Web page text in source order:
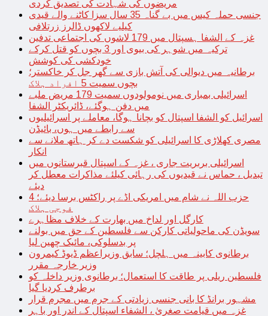
مریضوں کی شہادت کی تصدیق کردی
جنسی حملہ کیس میں بے گناہ 35 سال سزا کاٹنے والے قیدی
کیلیے لاکھوں ڈالرز زرتلافی
غزہ کے الشفا ہسپتال میں 179 لاشوں کی اجتماعی تدفین
ترکیہ میں شوہر کی بیوی اور 3 بچوں کو قتل کرکے
خودکشی کی کوشش
برطانیہ میں دیوالی کی آتش بازی سے گھر جل کر خاکستر؛
بچوں سمیت 5 افراد ہلاک
اسرائیلی بمباری میں نومولودوں سمیت 179 مریض ملبے
میں دفن ہوگئے، ڈائریکٹر الشفا
اسرائیل کو الشفا اسپتال کو بچانا ہوگا، معاملے پر اسرائیلیوں
سے رابطے میں ہوں، بائیڈن
مصری کھلاڑی کا اسرائیلی کو شکست دے کر ہاتھ ملانے سے
انکار
اسرائیلی بربریت جاری ، غزہ کے اسپتال قبرستانوں میں
تبدیل ، حماس نے قیدیوں کی رہائی کیلئے مذاکرات معطل کر
دیئے
حزب اللہ نے شام میں امریکی اڈے پر راکٹس برسا دیئے؛ 4
فوجی ہلاک
کارگل اور لداخ میں بھارت کے خلاف مظاہرے
سویڈن کی ماحولیاتی کارکن سے فلسطین کے حق میں بولنے
پر بدسلوکی، مائیک چھین لیا
برطانوی کابینہ میں ہلچل؛ سابق وزیراعظم ڈیوڈ کیمرون
وزیر خارجہ مقرر
فلسطین ریلی پر طاقت کا استعمال؛ برطانوی وزیر داخلہ کو
برطرف کردیا گیا
مشہور برانڈ کا بانی جنسی زیادتی کے جرم میں مجرم قرار
غزہ میں قیامت صغریٰ ، الشفاء اسپتال کے اندر اور باہر